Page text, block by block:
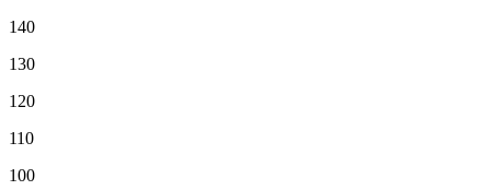
140
130
120
110
100